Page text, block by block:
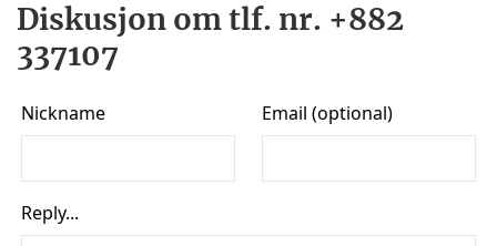
Diskusjon om tlf. nr. +882
337107